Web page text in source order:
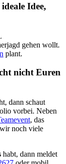
Idee,
gehen wollt.
plant.
nicht Euren
dann schaut
vorbei. Neben
, das
noch viele
habt, dann meldet